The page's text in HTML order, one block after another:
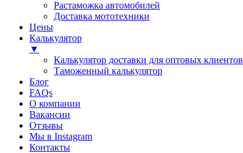
Растаможка автомобилей
Доставка мототехники
Цены
Калькулятор
▼
Калькулятор доставки для оптовых клиентов
Таможенный калькулятор
Блог
FAQs
О компании
Вакансии
Отзывы
Мы в Instagram
Контакты